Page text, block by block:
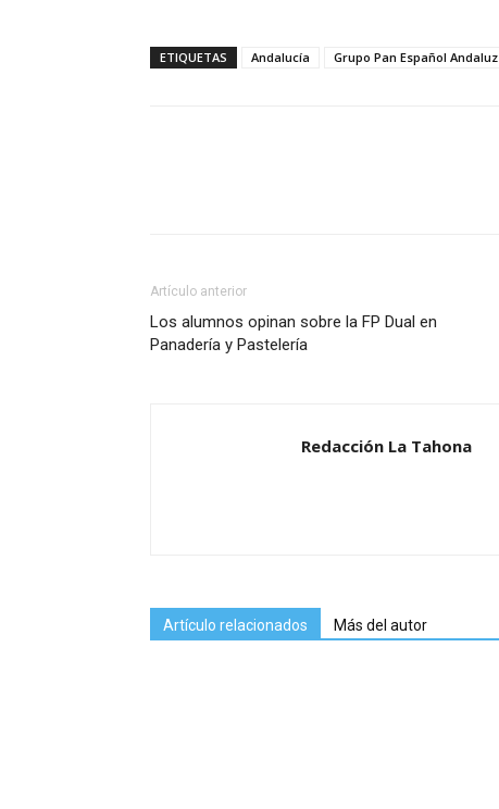
ETIQUETAS Andalucía Grupo Pan Español Andaluz
Artículo anterior
Los alumnos opinan sobre la FP Dual en
Panadería y Pastelería
Redacción La Tahona
Artículo relacionados Más del autor